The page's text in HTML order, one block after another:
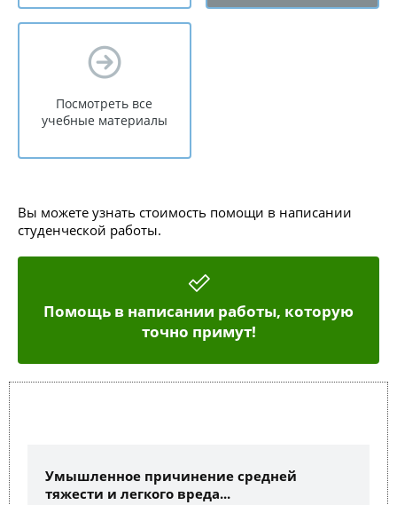
Посмотреть все
учебные материалы
Вы можете узнать стоимость помощи в написании
студенческой работы.
Помощь в написании работы, которую
точно примут!
Умышленное причинение средней
тяжести и легкого вреда...